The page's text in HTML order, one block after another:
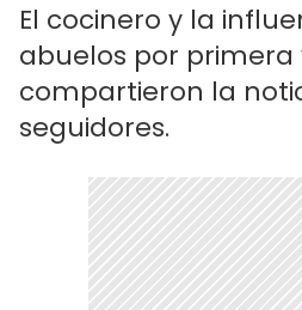
El cocinero y la
abuelos por primera
compartieron la
seguidores.